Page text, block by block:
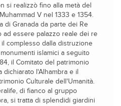
si realizzò fino alla metà del
V nel 1333 e 1354.
di Granada da parte dei Re
ad essere palazzo reale dei re
complesso dalla distruzione
islamici a seguito
il Comitato del patrimonio
dichiarato l'Alhambra e il
Culturale dell'Umanità.
di fianco al gruppo
si tratta di splendidi giardini